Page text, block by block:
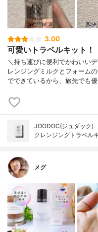
3.00
可愛いトラベルキット！
＼持ち運びに便利でかわいい
レンジングミルクとフォーム
でできているから、旅先でも
JOODOC(ジュダック)
クレンジングトラベル
メグ